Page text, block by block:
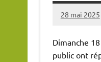
28 mai 2025
Dimanche
public ont